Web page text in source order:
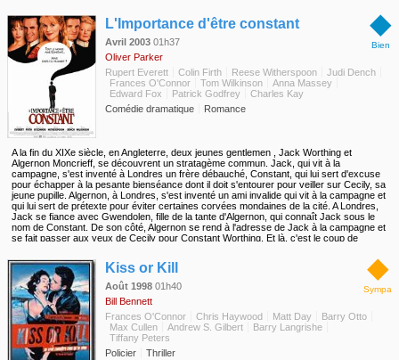
d'affronter les pires violences ?
◆
Bien
L'Importance d'être constant
Avril 2003 01h37
Oliver Parker
Rupert Everett
Colin Firth Reese Witherspoon
Judi Dench
Frances O'Connor
Tom Wilkinson
Anna Massey
Edward Fox
Patrick Godfrey
Charles Kay
Comédie dramatique
Romance
A la fin du XIXe siècle, en Angleterre, deux jeunes gentlemen , Jack Worthing et
Algernon Moncrieff, se découvrent un stratagème commun. Jack, qui vit à la
campagne, s'est inventé à Londres un frère débauché, Constant, qui lui sert d'excuse
pour échapper à la pesante bienséance dont il doit s'entourer pour veiller sur Cecily, sa
jeune pupille. Algernon, à Londres, s'est inventé un ami invalide qui vit à la campagne et
qui lui sert de prétexte pour éviter certaines corvées mondaines de la cité. A Londres,
Jack se fiance avec Gwendolen, fille de la tante d'Algernon, qui connaît Jack sous le
nom de Constant. De son côté, Algernon se rend à l'adresse de Jack à la campagne et
se fait passer aux yeux de Cecily pour Constant Worthing. Et là, c'est le coup de
◆
Sympa
Kiss or Kill
Août 1998 01h40
Bill Bennett
Frances O'Connor
Chris Haywood Matt Day
Barry Otto
Max Cullen
Andrew S. Gilbert
Barry Langrishe
Tiffany Peters
Policier
Thriller